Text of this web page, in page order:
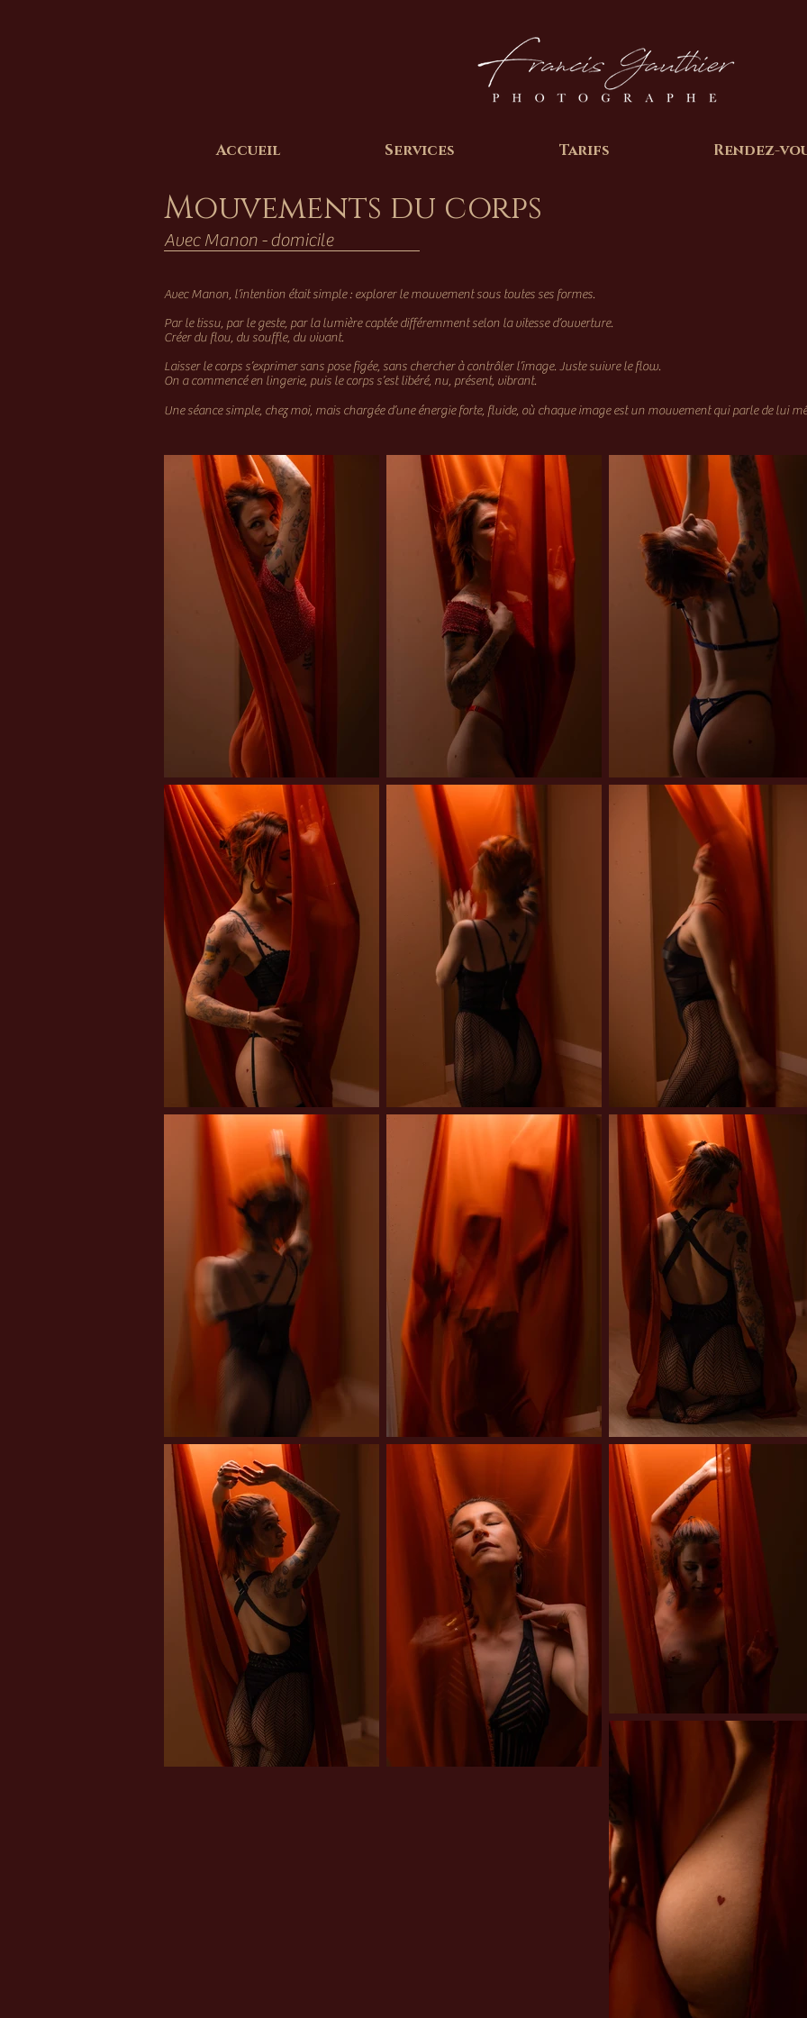
Accueil Services Tarifs Rendez-
Mouvements du corps
Avec Manon - domicile
Avec Manon, l’intention était simple : explorer le mouvement sous toutes ses formes.
Par le tissu, par le geste, par la lumière captée différemment selon la vitesse d’ouverture.
Créer du flou, du souffle, du vivant.
Laisser le corps s’exprimer sans pose figée, sans chercher à contrôler l’image. Juste suivre le flow.
On a commencé en lingerie, puis le corps s’est libéré, nu, présent, vibrant.
Une séance simple, chez moi, mais chargée d’une énergie forte, fluide, où chaque image est un mouvement qui parle de lui